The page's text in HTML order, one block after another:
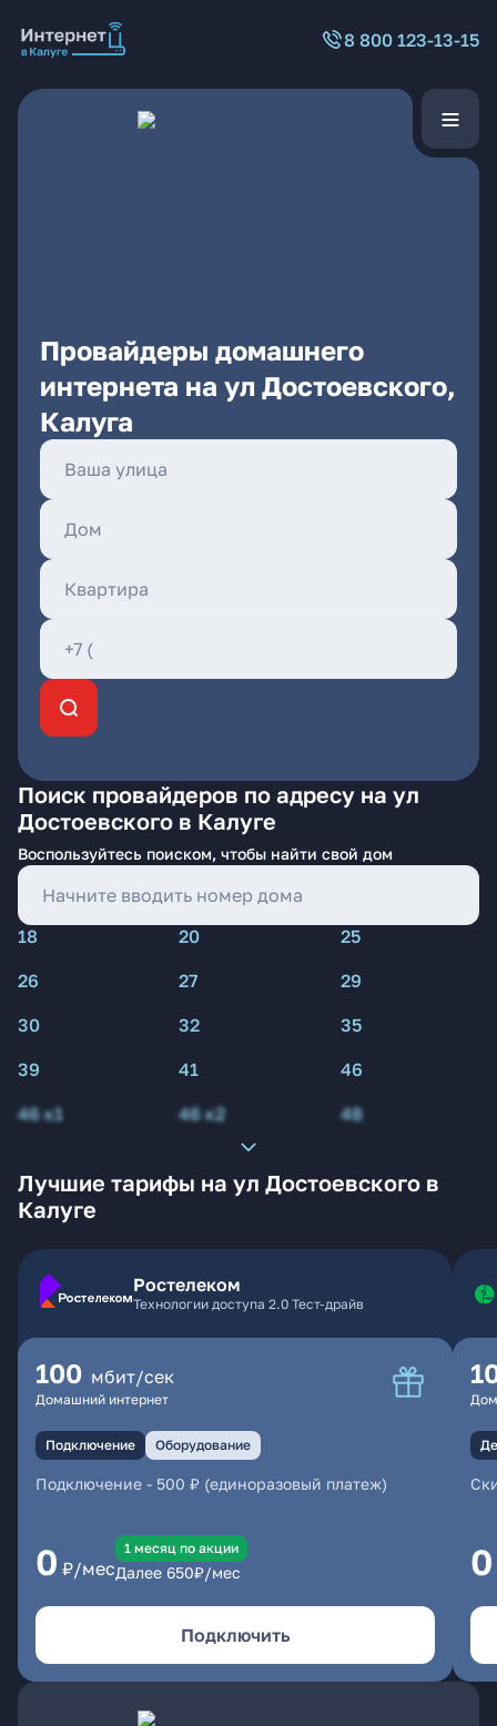
8 800 123-13-15
Провайдеры домашнего
интернета на ул Достоевского,
Калуга
Поиск провайдеров по адресу на ул
Достоевского в Калуге
Воспользуйтесь поиском, чтобы найти свой дом
18 20
25
26
27
29
30
32
35
39
41
46
46 к1
46 к2 48
Лучшие тарифы на ул Достоевского в
Калуге
Ростелеком
Технологии доступа 2.0 Тест-драйв
100 мбит/сек
Домашний интернет
Подключение Оборудование
Подключение - 500 ₽ (единоразовый платеж)
0 ₽/мес
1 месяц по акции
Далее 650₽/мес
Подключить
0